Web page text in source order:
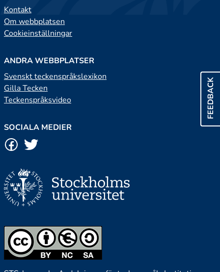
FEEDBACK
Kontakt
Om webbplatsen
Cookieinställningar
ANDRA WEBBPLATSER
Svenskt teckenspråkslexikon
Gilla Tecken
Teckenspråksvideo
SOCIALA MEDIER